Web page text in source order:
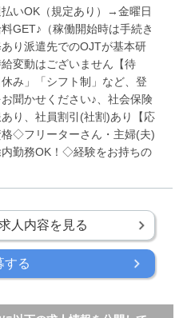
いOK（規定あり）→金曜日
GET♪（稼働開始時は手続き
り派遣先でのOJTが基本研
変動はございません【待
み」「シフト制」など、登
聞かせください♪、社会保険
り、社員割引(社割)あり【応
◇フリーターさん・主婦(夫)
勤務OK！◇経験をお持ちの
人内容を見る
する